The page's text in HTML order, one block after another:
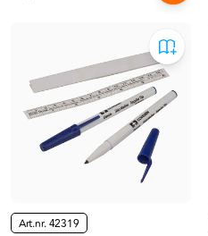
Art.nr.42319